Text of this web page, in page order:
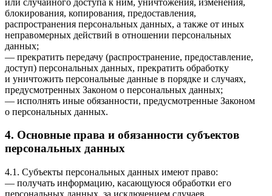
блокирования, копирования, предоставления,
распространения персональных данных, а также от иных
неправомерных действий в отношении персональных
данных;
— прекратить передачу (распространение, предоставление,
доступ) персональных данных, прекратить обработку
и уничтожить персональные данные в порядке и случаях,
предусмотренных Законом о персональных данных;
— исполнять иные обязанности, предусмотренные Законом
о персональных данных.
4. Основные права и обязанности субъектов
персональных данных
4.1. Субъекты персональных данных имеют право:
— получать информацию, касающуюся обработки его
персональных данных, за исключением случаев,